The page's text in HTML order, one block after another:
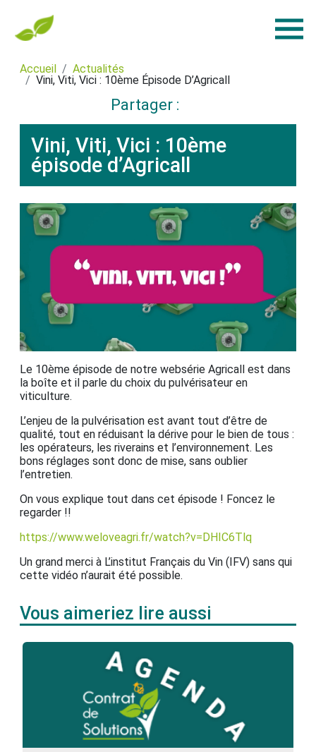
Accueil
Actualités
Vini, Viti, Vici : 10ème Épisode D’Agricall
Partager :
Vini, Viti, Vici : 10ème
épisode d’Agricall
Le 10ème épisode de notre websérie Agricall est dans
la boîte et il parle du choix du pulvérisateur en
viticulture.
L’enjeu de la pulvérisation est avant tout d’être de
qualité, tout en réduisant la dérive pour le bien de tous :
les opérateurs, les riverains et l’environnement. Les
bons réglages sont donc de mise, sans oublier
l’entretien.
On vous explique tout dans cet épisode ! Foncez le
regarder !!
https://www.weloveagri.fr/watch?v=DHIC6Tlq
Un grand merci à L’institut Français du Vin (IFV) sans qui
cette vidéo n’aurait été possible.
Vous aimeriez lire aussi